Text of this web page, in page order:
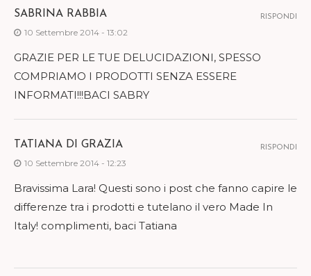
SABRINA RABBIA
10 Settembre 2014 - 13:02
GRAZIE PER LE TUE DELUCIDAZIONI, SPESSO
COMPRIAMO I PRODOTTI SENZA ESSERE
INFORMATI!!!BACI SABRY
RISPONDI
TATIANA DI GRAZIA
10 Settembre 2014 - 12:23
Bravissima Lara! Questi sono i post che fanno capire le
differenze tra i prodotti e tutelano il vero Made In
Italy! complimenti, baci Tatiana
RISPONDI